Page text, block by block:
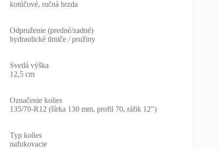
kotúčové, ručná brzda
Odpruženie (predné/zadné)
hydraulické tlmiče / pružiny
Svetlá výška
12,5 cm
Označenie kolies
135/70-R12 (šírka 130 mm, profil 70, ráfik 12")
Typ kolies
nafukovacie